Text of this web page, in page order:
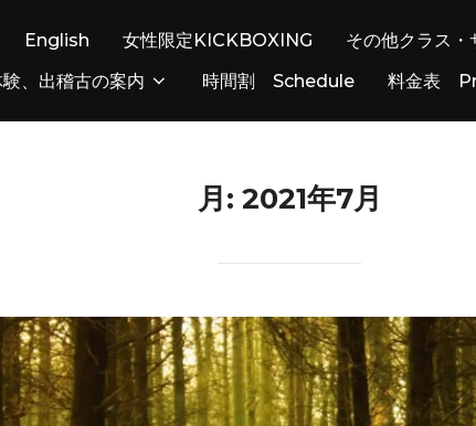
English 女性限定KICKBOXING その他クラス・
、出稽古の案内
時間割 Schedule 料金表
月: 2021年7月